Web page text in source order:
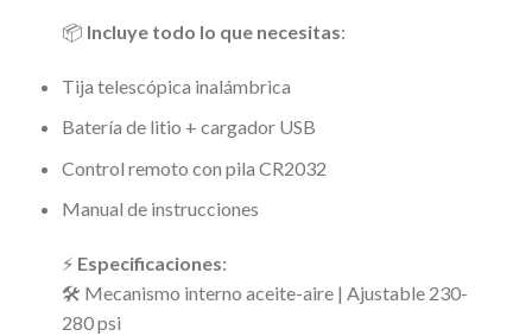
📦 Incluye todo lo que necesitas:
Tija telescópica inalámbrica
Batería de litio + cargador USB
Control remoto con pila CR2032
Manual de instrucciones
⚡ Especificaciones:
🛠️ Mecanismo interno aceite-aire | Ajustable 230-
280 psi